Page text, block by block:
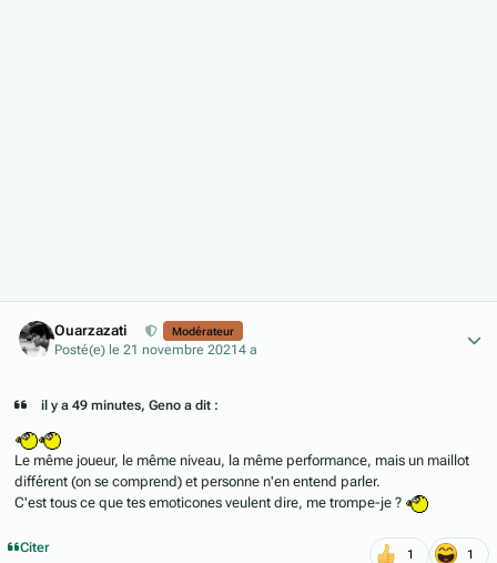
Ouarzazati Modérateur
Posté(e) le 21 novembre 20214 a
il y a 49 minutes, Geno a dit :
Le même joueur, le même niveau, la même performance, mais un maillot
différent (on se comprend) et personne n'en entend parler.
C'est tous ce que tes emoticones veulent dire, me trompe-je ?
Citer 1 1